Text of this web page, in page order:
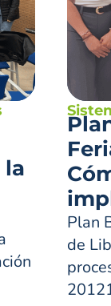
la
Plan
de